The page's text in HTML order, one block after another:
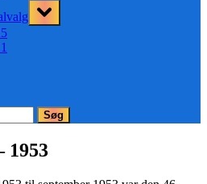
Toggle
sub-
1953